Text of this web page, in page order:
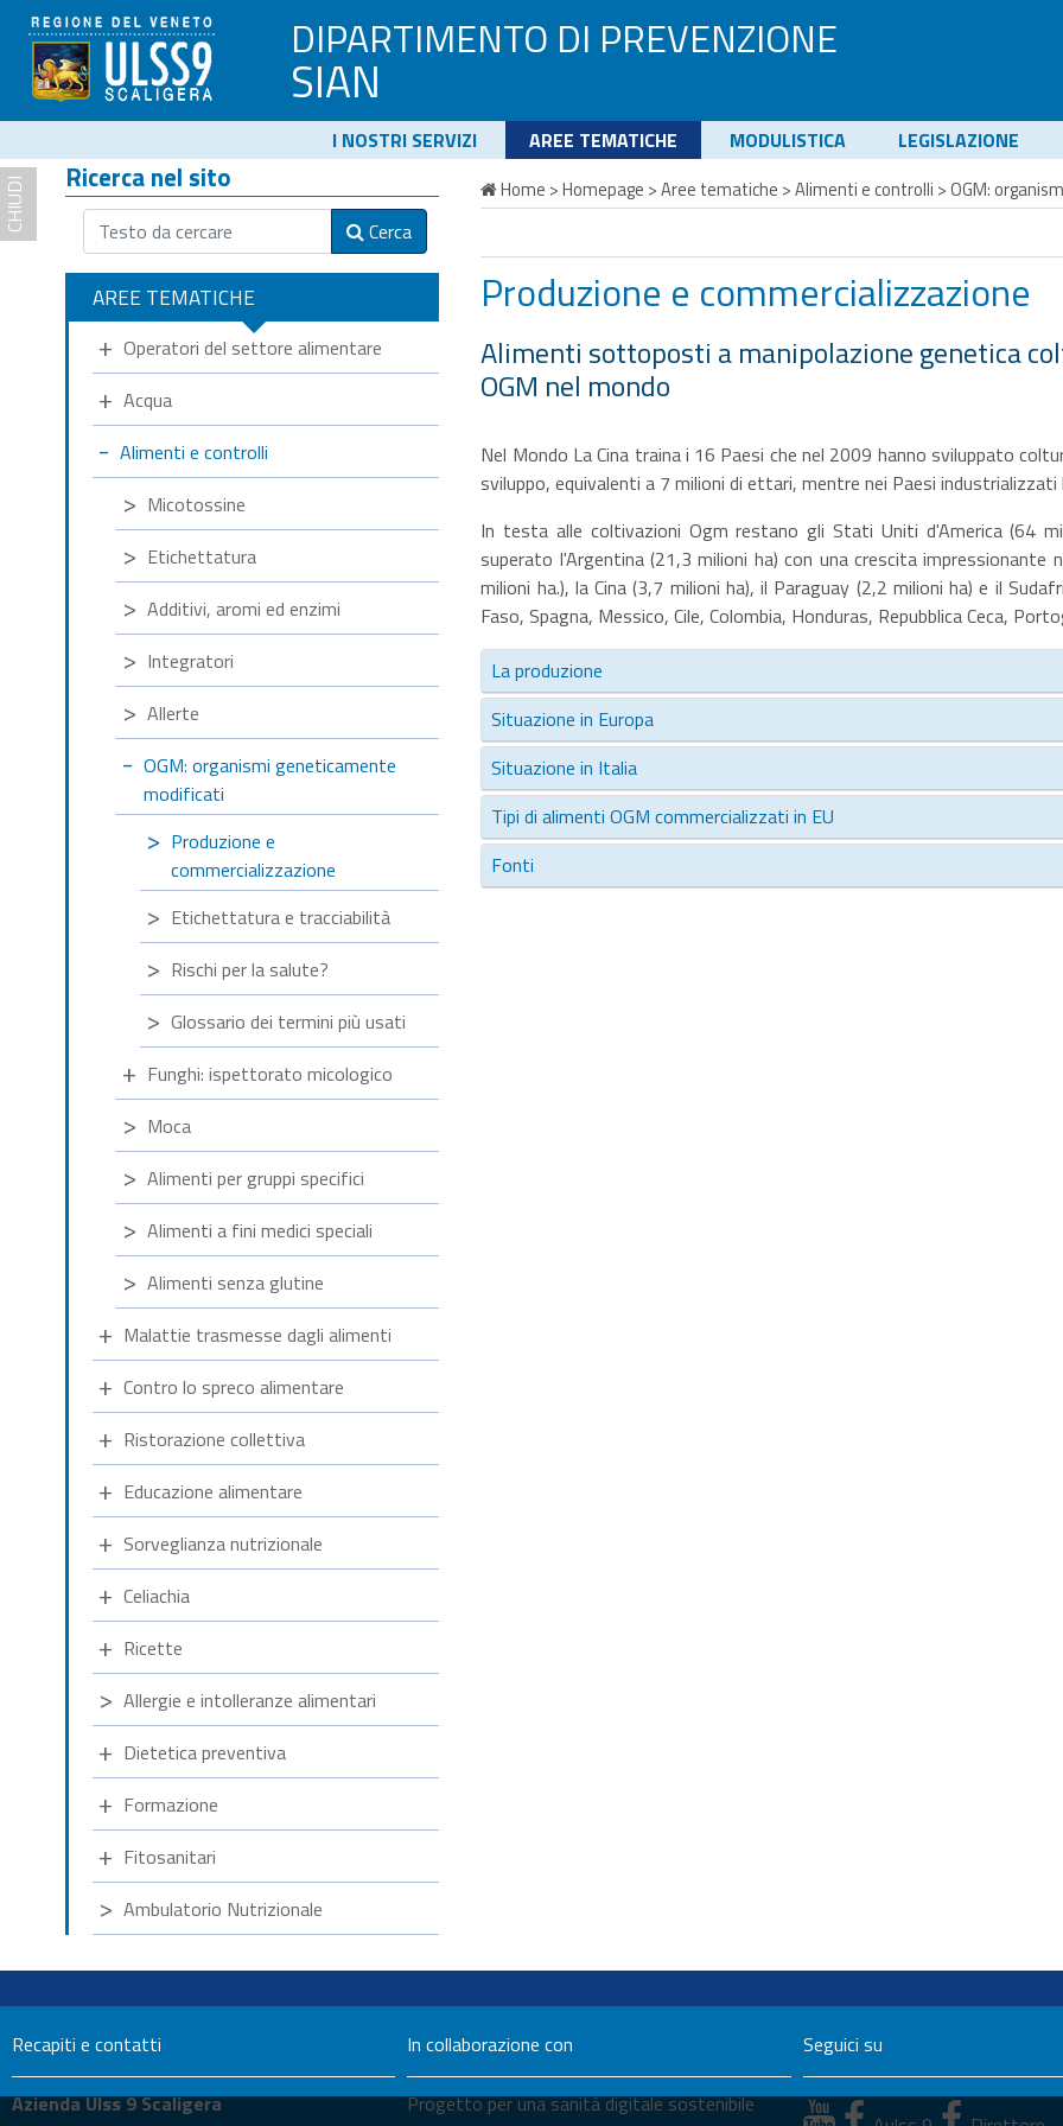
DIPARTIMENTO DI PREVENZIONE
SIAN
I NOSTRI SERVIZI AREE TEMATICHE MODULISTICA LEGISLAZIONE
Home >Homepage >Aree tematiche >Alimenti e controlli >OGM:
Produzione e commercializzazione
Alimenti sottoposti a manipolazione genetica
OGM nel mondo
Nel Mondo La Cina traina i 16 Paesi che nel 2009 hanno sviluppato
sviluppo, equivalenti a 7 milioni di ettari, mentre nei Paesi
In testa alle coltivazioni Ogm restano gli Stati Uniti d'America (64
superato l'Argentina (21,3 milioni ha) con una crescita impressionante
milioni ha.), la Cina (3,7 milioni ha), il Paraguay (2,2 milioni ha) e il
Faso, Spagna, Messico, Cile, Colombia, Honduras, Repubblica Ceca,
La produzione
Situazione in Europa
Situazione in Italia
Tipi di alimenti OGM commercializzati in EU
Fonti
CHIUDI Ricerca nel sito
Cerca
AREE TEMATICHE
Operatori del settore alimentare
Acqua
Alimenti e controlli
Micotossine
Etichettatura
Additivi, aromi ed enzimi
Integratori
Allerte
OGM: organismi geneticamente
modificati
Produzione e
commercializzazione
Etichettatura e tracciabilità
Rischi per la salute?
Glossario dei termini più usati
Funghi: ispettorato micologico
Moca
Alimenti per gruppi specifici
Alimenti a fini medici speciali
Alimenti senza glutine
Malattie trasmesse dagli alimenti
Contro lo spreco alimentare
Ristorazione collettiva
Educazione alimentare
Sorveglianza nutrizionale
Celiachia
Ricette
Allergie e intolleranze alimentari
Dietetica preventiva
Formazione
Fitosanitari
Ambulatorio Nutrizionale
Recapiti e contatti
Azienda Ulss 9 Scaligera
In collaborazione con
Progetto per una sanità digitale sostenibile
Seguici su